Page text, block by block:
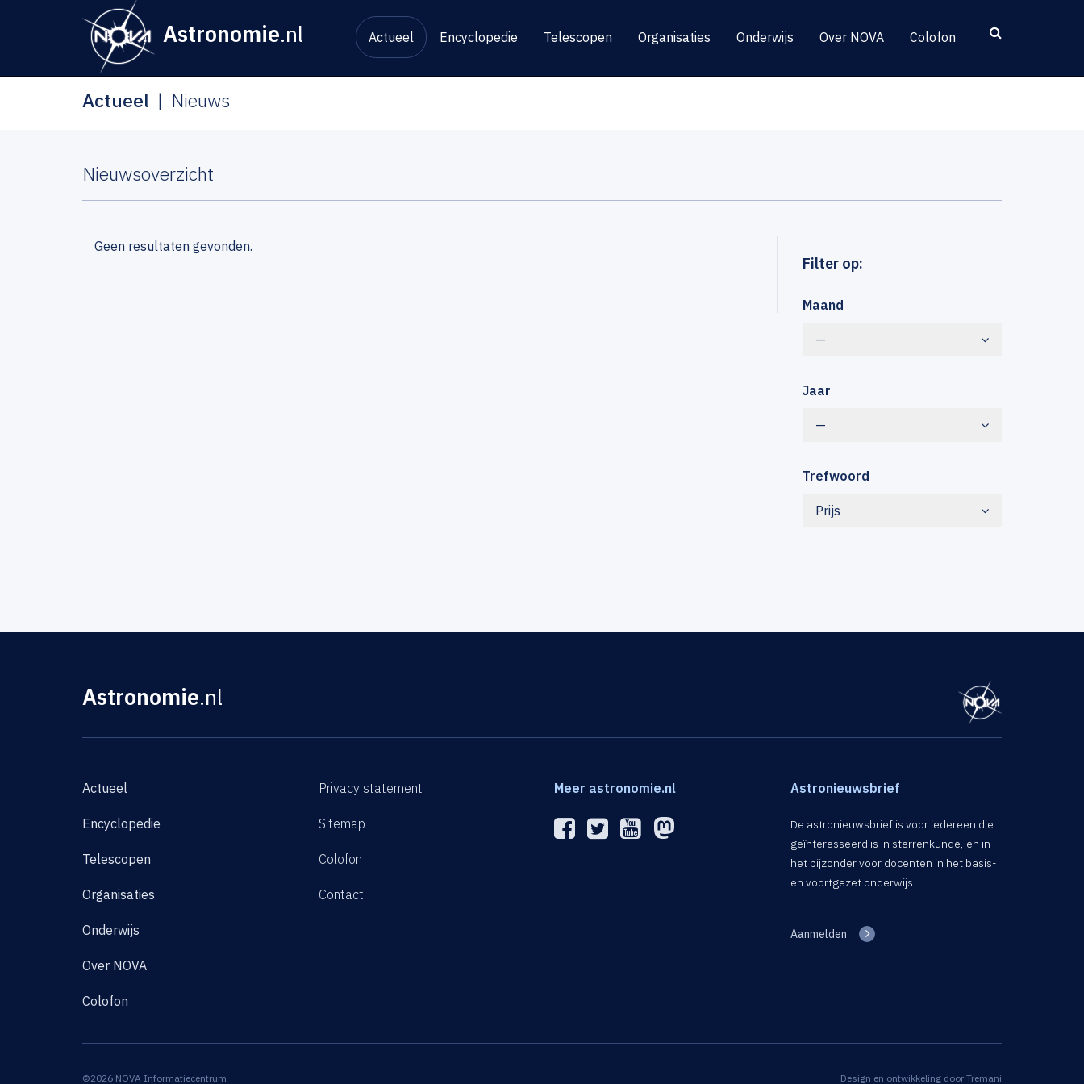
Astronomie.nl Actueel Encyclopedie Telescopen Organisaties Onderwijs Over NOVA Colofon
Actueel Nieuws
Nieuwsoverzicht
Filter op:
Maand
—
Jaar
—
Trefwoord
Prijs
Geen resultaten gevonden.
Astronomie.nl
Actueel
Encyclopedie
Telescopen
Organisaties
Onderwijs
Over NOVA
Colofon
Privacy statement
Sitemap
Colofon
Contact
Meer astronomie.nl Astronieuwsbrief
De astronieuwsbrief is voor iedereen die
geïnteresseerd is in sterrenkunde, en in
het bijzonder voor docenten in het basis-
en voortgezet onderwijs.
Aanmelden
©2026 NOVA Informatiecentrum Design en ontwikkeling door Tremani